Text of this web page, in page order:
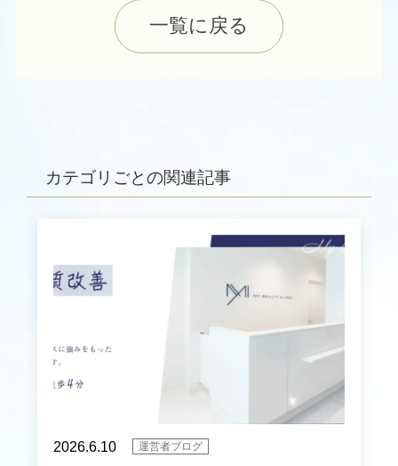
一覧に戻る
カテゴリごとの関連記事
2026.6.10 運営者ブログ